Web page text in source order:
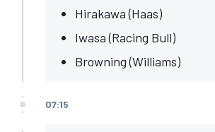
Hirakawa (Haas)
Iwasa (Racing Bull)
Browning (Williams)
07:15